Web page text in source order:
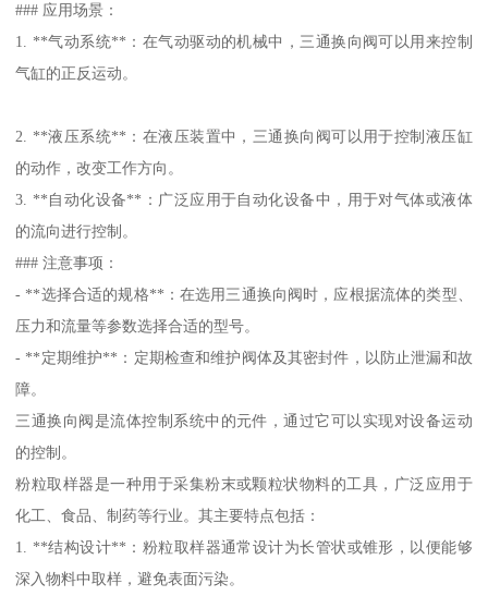
### 应用场景：
1. **气动系统**：在气动驱动的机械中，三通换向阀可以用来控制
气缸的正反运动。
2. **液压系统**：在液压装置中，三通换向阀可以用于控制液压缸
的动作，改变工作方向。
3. **自动化设备**：广泛应用于自动化设备中，用于对气体或液体
的流向进行控制。
### 注意事项：
- **选择合适的规格**：在选用三通换向阀时，应根据流体的类型、
压力和流量等参数选择合适的型号。
- **定期维护**：定期检查和维护阀体及其密封件，以防止泄漏和故
障。
三通换向阀是流体控制系统中的元件，通过它可以实现对设备运动
的控制。
粉粒取样器是一种用于采集粉末或颗粒状物料的工具，广泛应用于
化工、食品、制药等行业。其主要特点包括：
1. **结构设计**：粉粒取样器通常设计为长管状或锥形，以便能够
深入物料中取样，避免表面污染。